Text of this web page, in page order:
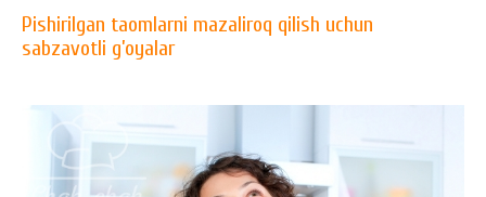
Pishirilgan taomlarni mazaliroq qilish uchun
sabzavotli g’oyalar